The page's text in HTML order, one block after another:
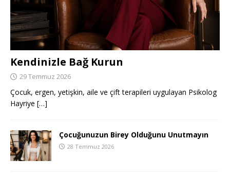
Kendinizle Bağ Kurun
29 Temmuz 2026
Çocuk, ergen, yetişkin, aile ve çift terapileri uygulayan Psikolog
Hayriye […]
Çocuğunuzun Birey Olduğunu Unutmayın
28 Temmuz 2026